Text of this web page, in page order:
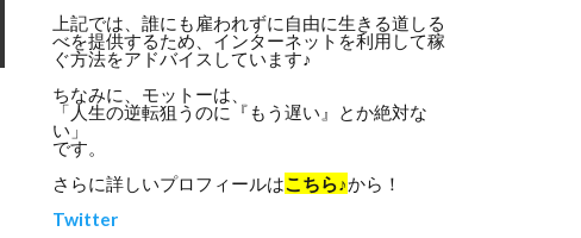
上記では、誰にも雇われずに自由に生きる道しる
べを提供するため、インターネットを利用して稼
ぐ方法をアドバイスしています♪
ちなみに、モットーは、
「人生の逆転狙うのに『もう遅い』とか絶対な
い」
です。
さらに詳しいプロフィールはこちら♪から！
Twitter